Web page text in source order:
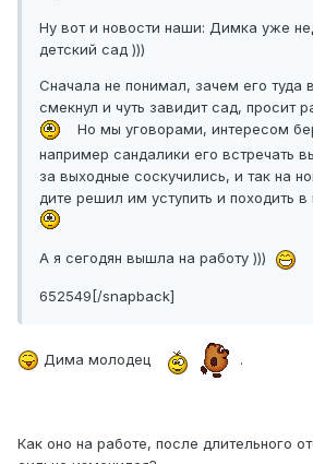
Ну вот и новости наши: Димка уже
детский сад )))
Сначала не понимал, зачем его туда
смекнул и чуть завидит сад, просит
Но мы уговорами, интересом
например сандалики его встречать
за выходные соскучились, и так на
дите решил им уступить и походить в
А я сегодян вышла на работу )))
652549[/snapback]
Дима молодец .
Как оно на работе, после длительного